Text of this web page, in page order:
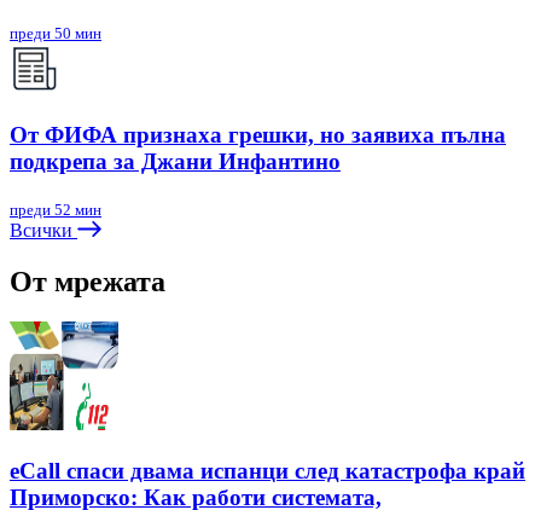
преди 50 мин
От ФИФА признаха грешки, но заявиха пълна
подкрепа за Джани Инфантино
преди 52 мин
Всички
От мрежата
eCall спаси двама испанци след катастрофа край
Приморско: Как работи системата,